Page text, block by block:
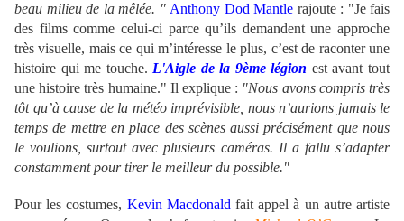
beau milieu de la mêlée. " Anthony Dod Mantle rajoute : "Je fais
des films comme celui-ci parce qu’ils demandent une approche
très visuelle, mais ce qui m’intéresse le plus, c’est de raconter une
histoire qui me touche. L'Aigle de la 9ème légion est avant tout
une histoire très humaine." Il explique : "Nous avons compris très
tôt qu’à cause de la météo imprévisible, nous n’aurions jamais le
temps de mettre en place des scènes aussi précisément que nous
le voulions, surtout avec plusieurs caméras. Il a fallu s’adapter
constamment pour tirer le meilleur du possible."
Pour les costumes, Kevin Macdonald fait appel à un autre artiste